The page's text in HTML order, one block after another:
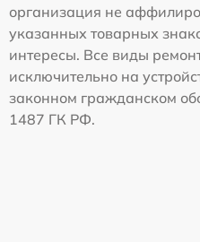
организация не
указанных товарных
интересы. Все виды
исключительно на
законном гражданском
1487 ГК РФ.